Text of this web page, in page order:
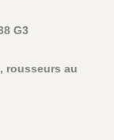
G3
rousseurs au